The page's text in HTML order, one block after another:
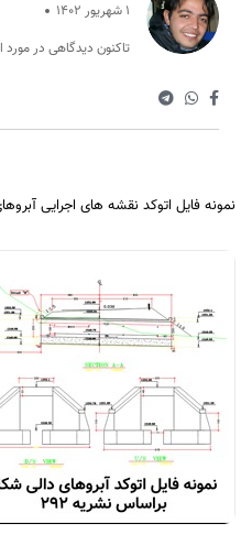
1 شهریور 1402
تاکنون دیدگاهی در
نمونه فایل اتوکد نقشه های اجرایی